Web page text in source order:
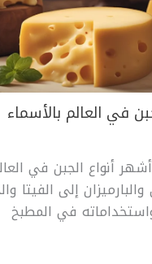
في العالم بالأسماء
أنواع الجبن في
إلى الفيتا
في المطبخ